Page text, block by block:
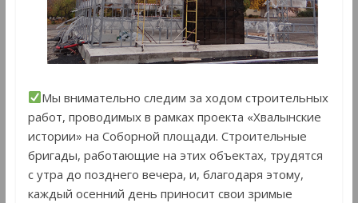
Мы внимательно следим за ходом строительных
работ, проводимых в рамках проекта «Хвалынские
истории» на Соборной площади. Строительные
бригады, работающие на этих объектах, трудятся
с утра до позднего вечера, и, благодаря этому,
каждый осенний день приносит свои зримые